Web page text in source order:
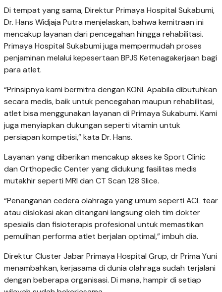
Di tempat yang sama, Direktur Primaya Hospital Sukabumi,
Dr. Hans Widjaja Putra menjelaskan, bahwa kemitraan ini
mencakup layanan dari pencegahan hingga rehabilitasi.
Primaya Hospital Sukabumi juga mempermudah proses
penjaminan melalui kepesertaan BPJS Ketenagakerjaan bagi
para atlet.
“Prinsipnya kami bermitra dengan KONI. Apabila dibutuhkan
secara medis, baik untuk pencegahan maupun rehabilitasi,
atlet bisa menggunakan layanan di Primaya Sukabumi. Kami
juga menyiapkan dukungan seperti vitamin untuk
persiapan kompetisi,” kata Dr. Hans.
Layanan yang diberikan mencakup akses ke Sport Clinic
dan Orthopedic Center yang didukung fasilitas medis
mutakhir seperti MRI dan CT Scan 128 Slice.
“Penanganan cedera olahraga yang umum seperti ACL tear
atau dislokasi akan ditangani langsung oleh tim dokter
spesialis dan fisioterapis profesional untuk memastikan
pemulihan performa atlet berjalan optimal,” imbuh dia.
Direktur Cluster Jabar Primaya Hospital Grup, dr Prima Yuni
menambahkan, kerjasama di dunia olahraga sudah terjalani
dengan beberapa organisasi. Di mana, hampir di setiap